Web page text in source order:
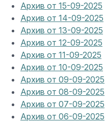
Архив от 15-09-2025
Архив от 14-09-2025
Архив от 13-09-2025
Архив от 12-09-2025
Архив от 11-09-2025
Архив от 10-09-2025
Архив от 09-09-2025
Архив от 08-09-2025
Архив от 07-09-2025
Архив от 06-09-2025